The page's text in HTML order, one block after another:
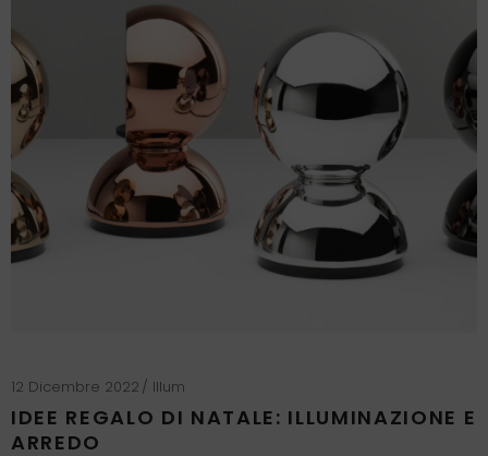
12 Dicembre 2022 Illum
IDEE REGALO DI NATALE: ILLUMINAZIONE E
ARREDO